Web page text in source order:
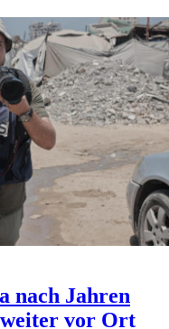
nach Jahren
weiter vor Ort